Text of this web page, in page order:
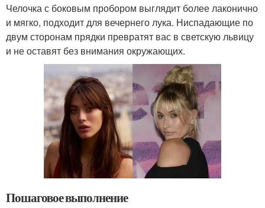
Челочка с боковым пробором выглядит более лаконично
и мягко, подходит для вечернего лука. Ниспадающие по
двум сторонам прядки превратят вас в светскую львицу
и не оставят без внимания окружающих.
Пошаговое выполнение